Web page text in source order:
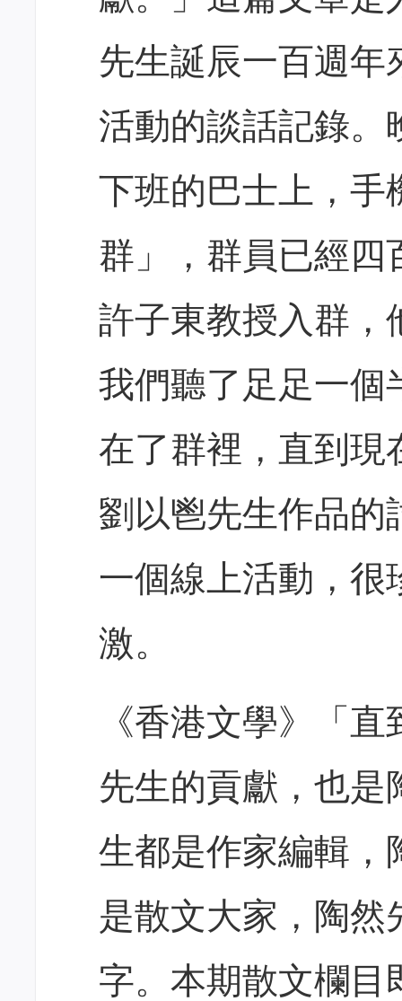
先生誕辰一百週年
活動的談話記錄。
下班的巴士上，手
群」，群員已經四
許子東教授入群，
我們聽了足足一個
在了群裡，直到現
劉以鬯先生作品的
一個線上活動，很
激。
《香港文學》「
先生的貢獻，也是
生都是作家編輯，
是散文大家，陶然
字。本期散文欄目